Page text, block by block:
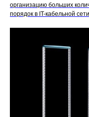
организацию больших
порядок в IT-кабельной